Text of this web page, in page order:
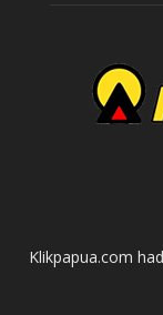
Klikpapua.com